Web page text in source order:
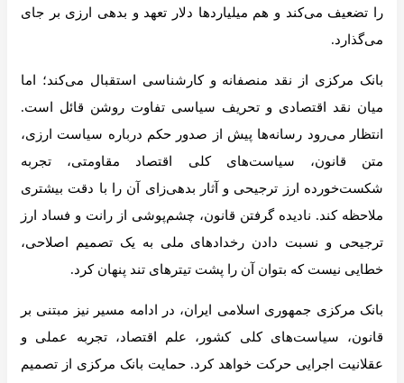
را تضعیف می‌کند و هم میلیاردها دلار تعهد و بدهی ارزی بر جای
می‌گذارد.
بانک مرکزی از نقد منصفانه و کارشناسی استقبال می‌کند؛ اما
میان نقد اقتصادی و تحریف سیاسی تفاوت روشن قائل است.
انتظار می‌رود رسانه‌ها پیش از صدور حکم درباره سیاست ارزی،
متن قانون، سیاست‌های کلی اقتصاد مقاومتی، تجربه
شکست‌خورده ارز ترجیحی و آثار بدهی‌زای آن را با دقت بیشتری
ملاحظه کند. نادیده گرفتن قانون، چشم‌پوشی از رانت و فساد ارز
ترجیحی و نسبت دادن رخدادهای ملی به یک تصمیم اصلاحی،
خطایی نیست که بتوان آن را پشت تیترهای تند پنهان کرد.
بانک مرکزی جمهوری اسلامی ایران، در ادامه مسیر نیز مبتنی بر
قانون، سیاست‌های کلی کشور، علم اقتصاد، تجربه عملی و
عقلانیت اجرایی حرکت خواهد کرد. حمایت بانک مرکزی از تصمیم